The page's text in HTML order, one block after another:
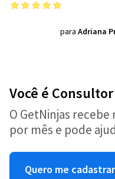
para Adriana
Você é
O GetNinjas recebe
por mês e pode
Quero me cadastrar